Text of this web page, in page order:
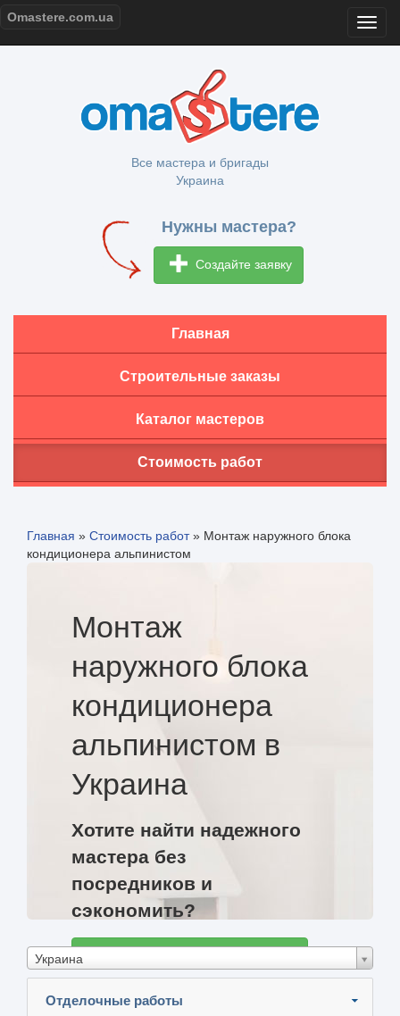
Omastere.com.ua
Все мастера и бригады
Украина
Нужны мастера?
Создайте заявку
Главная
Строительные заказы
Каталог мастеров
Стоимость работ
Главная » Стоимость работ» Монтаж наружного блока
кондиционера альпинистом
Монтаж
наружного блока
кондиционера
альпинистом в
Украина
Хотите найти надежного
мастера без
посредников и
сэкономить?
Украина
Отделочные работы